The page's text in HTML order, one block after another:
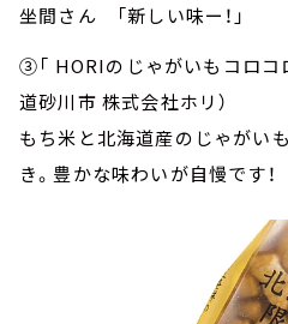
坐間さん 「新しい味ー！」
③「 HORIのじゃがいもコロコ
道砂川市 株式会社ホリ）
もち米と北海道産のじゃがい
き。豊かな味わいが自慢です！